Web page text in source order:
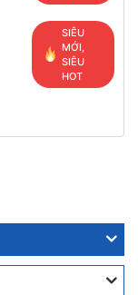
SIÊU
MỚI,
SIÊU
HOT